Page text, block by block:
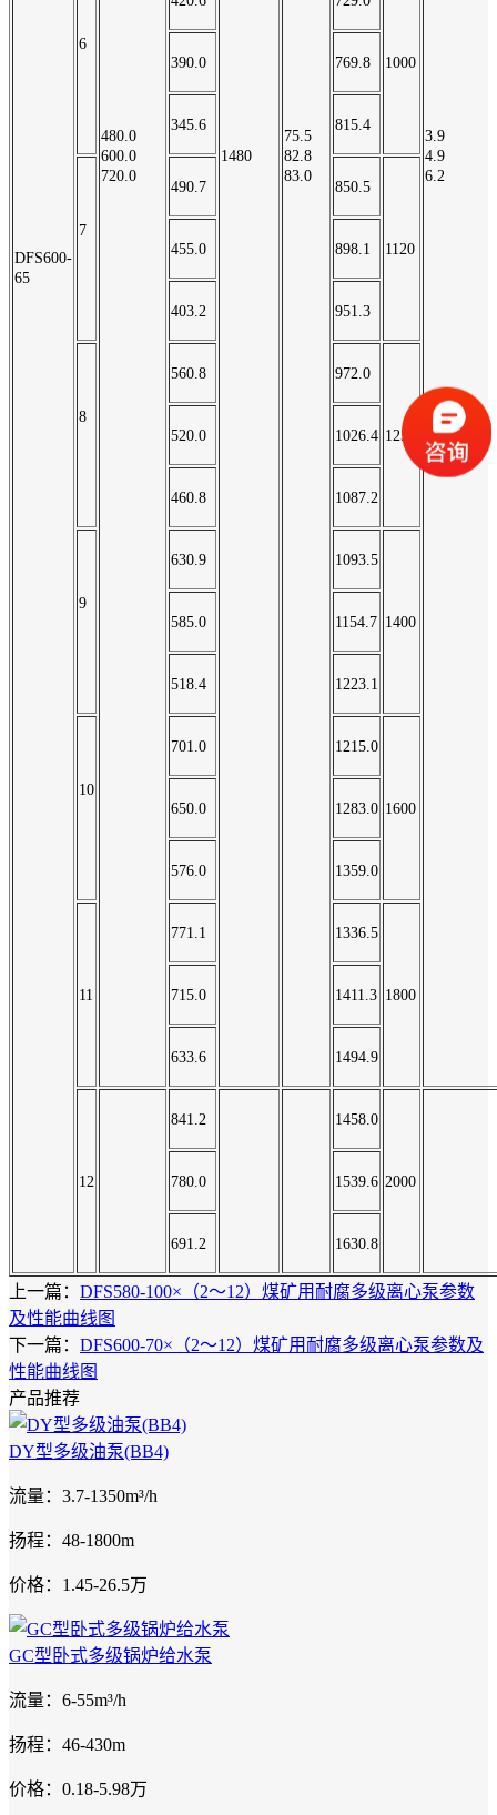
DFS600-
65
480.0
600.0
720.0
1480
75.5
82.8
83.0
3.9
4.9
6.2
6
1000
390.0 769.8
345.6 815.4
7
490.7 850.5
1120
455.0 898.1
403.2 951.3
8
560.8 972.0
1250
520.0 1026.4
460.8 1087.2
9
630.9 1093.5
1400
585.0 1154.7
518.4 1223.1
10
701.0 1215.0
1600
650.0 1283.0
576.0 1359.0
11
771.1 1336.5
1800
715.0 1411.3
633.6 1494.9
12
841.2 1458.0
2000
780.0 1539.6
691.2 1630.8
上一篇： DFS580-100×（2～12）煤矿用耐腐多级离心泵参数
及性能曲线图
下一篇： DFS600-70×（2～12）煤矿用耐腐多级离心泵参数及
性能曲线图
产品推荐
DY型多级油泵(BB4)
流量：3.7-1350m³/h
扬程：48-1800m
价格：1.45-26.5万
GC型卧式多级锅炉给水泵
流量：6-55m³/h
扬程：46-430m
价格：0.18-5.98万